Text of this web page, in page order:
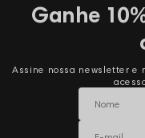
Ganhe
Assine nossa newsletter e